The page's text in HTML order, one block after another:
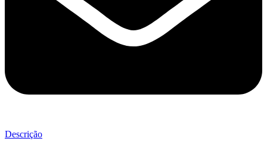
Descrição